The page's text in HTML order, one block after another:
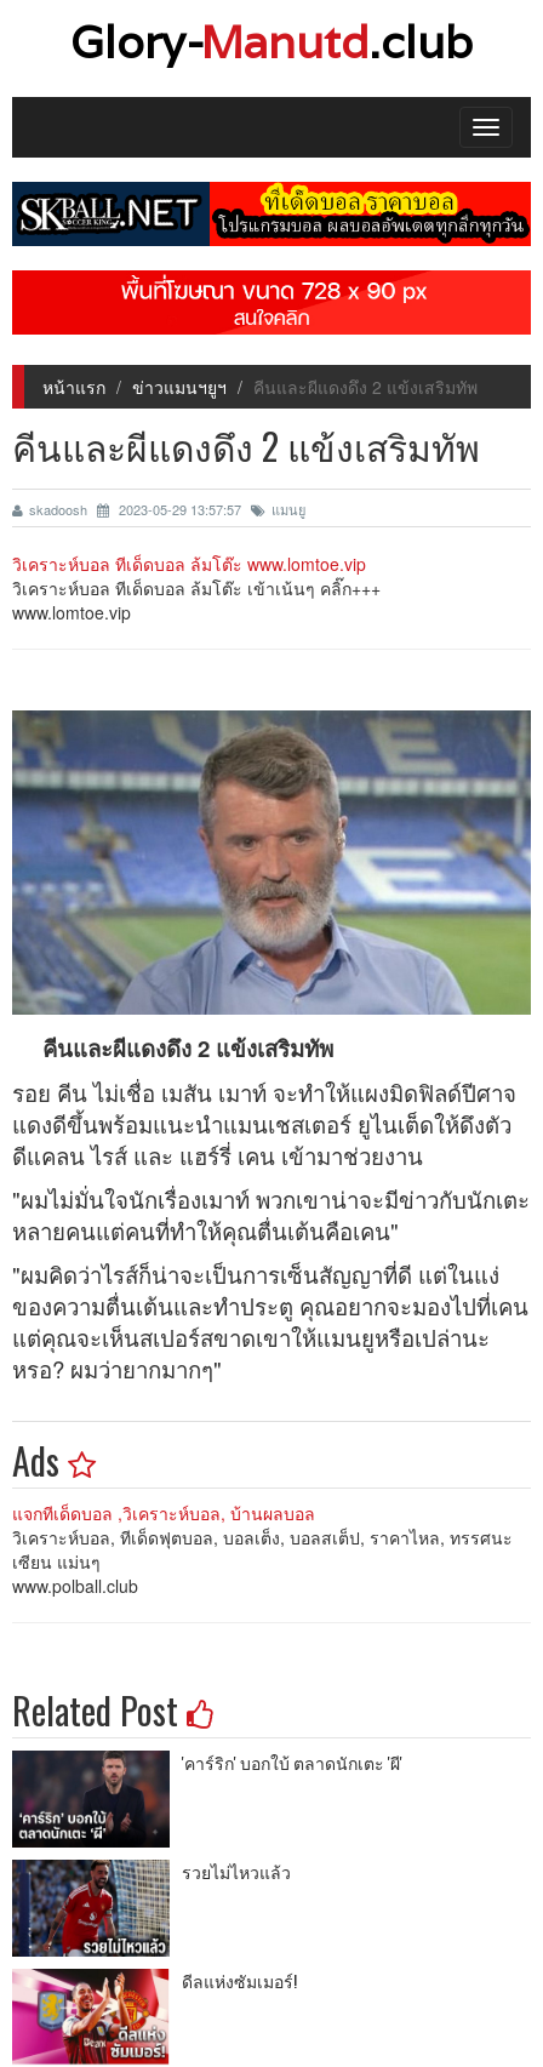
Glory-Manutd.club
Toggle
หน้าแรก ข่าวแมนฯยูฯ คีนและผีแดงดึง 2 แข้งเสริมทัพ
คีนและผีแดงดึง 2 แข้งเสริมทัพ
skadoosh 2023-05-29 13:57:57 แมนยู
วิเคราะห์บอล ทีเด็ดบอล ล้มโต๊ะ www.lomtoe.vip
วิเคราะห์บอล ทีเด็ดบอล ล้มโต๊ะ เข้าเน้นๆ คลิ๊ก+++
www.lomtoe.vip
คีนและผีแดงดึง 2 แข้งเสริมทัพ
รอย คีน ไม่เชื่อ เมสัน เมาท์ จะทำให้แผงมิดฟิลด์ปีศาจ
แดงดีขึ้นพร้อมแนะนำแมนเชสเตอร์ ยูไนเต็ดให้ดึงตัว
ดีแคลน ไรส์ และ แฮร์รี่ เคน เข้ามาช่วยงาน
"ผมไม่มั่นใจนักเรื่องเมาท์ พวกเขาน่าจะมีข่าวกับนักเตะ
หลายคนแต่คนที่ทำให้คุณตื่นเต้นคือเคน"
"ผมคิดว่าไรส์ก็น่าจะเป็นการเซ็นสัญญาที่ดี แต่ในแง่
ของความตื่นเต้นและทำประตู คุณอยากจะมองไปที่เคน
แต่คุณจะเห็นสเปอร์สขาดเขาให้แมนยูหรือเปล่านะ
หรอ? ผมว่ายากมากๆ"
Ads
แจกทีเด็ดบอล ,วิเคราะห์บอล, บ้านผลบอล
วิเคราะห์บอล, ทีเด็ดฟุตบอล, บอลเต็ง, บอลสเต็ป, ราคาไหล, ทรรศนะ
เซียน แม่นๆ
www.polball.club
Related Post
'คาร์ริก' บอกใบ้ ตลาดนักเตะ 'ผี'
รวยไม่ไหวแล้ว
ดีลแห่งซัมเมอร์!